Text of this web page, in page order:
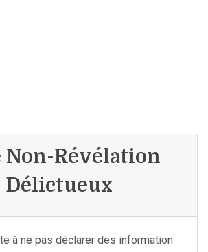
Non-Révélation
Délictueux
à ne pas déclarer des information